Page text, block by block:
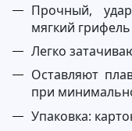
Прочный,
мягкий
Легко
Оставляют
при
Упаковка: